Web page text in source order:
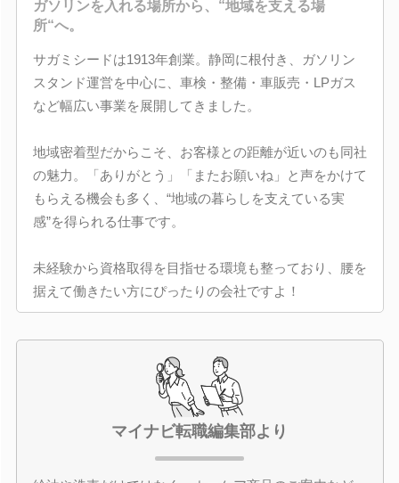
ガソリンを入れる場所から、“地域を支える場
所“へ。
サガミシードは1913年創業。静岡に根付き、ガソリン
スタンド運営を中心に、車検・整備・車販売・LPガス
など幅広い事業を展開してきました。
地域密着型だからこそ、お客様との距離が近いのも同社
の魅力。「ありがとう」「またお願いね」と声をかけて
もらえる機会も多く、“地域の暮らしを支えている実
感”を得られる仕事です。
未経験から資格取得を目指せる環境も整っており、腰を
据えて働きたい方にぴったりの会社ですよ！
マイナビ転職編集部より